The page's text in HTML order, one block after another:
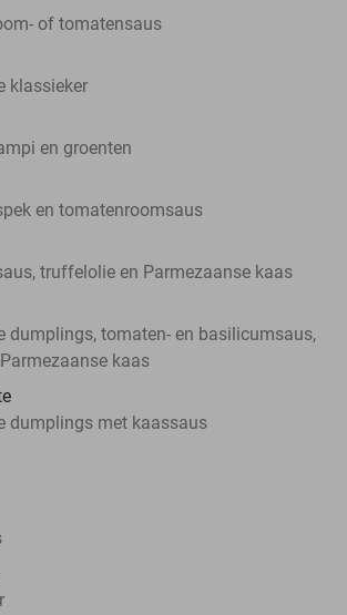
of tomatensaus
klassieker
en groenten
en tomatenroomsaus
truffelolie en Parmezaanse kaas
dumplings, tomaten- en basilicumsaus,
kaas
dumplings met kaassaus